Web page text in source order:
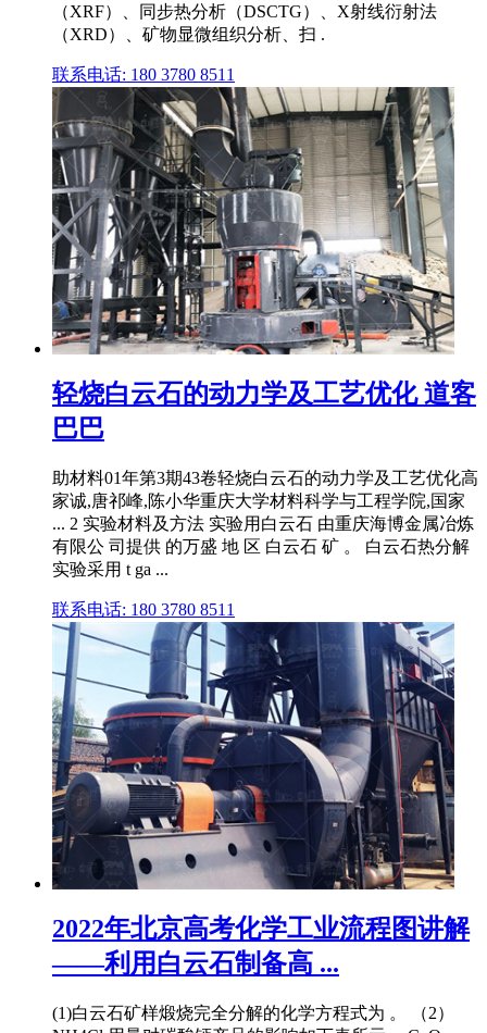
（XRF）、同步热分析（DSCTG）、X射线衍射法
（XRD）、矿物显微组织分析、扫 .
联系电话: 180 3780 8511
轻烧白云石的动力学及工艺优化 道客
巴巴
助材料01年第3期43卷轻烧白云石的动力学及工艺优化高
家诚,唐祁峰,陈小华重庆大学材料科学与工程学院,国家
... 2 实验材料及方法 实验用白云石 由重庆海博金属冶炼
有限公 司提供 的万盛 地 区 白云石 矿 。 白云石热分解
实验采用 t ga ...
联系电话: 180 3780 8511
2022年北京高考化学工业流程图讲解
——利用白云石制备高 ...
(1)白云石矿样煅烧完全分解的化学方程式为 。 （2）